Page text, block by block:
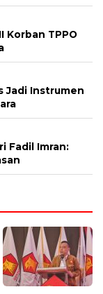
Korban TPPO
Jadi Instrumen
Fadil Imran: